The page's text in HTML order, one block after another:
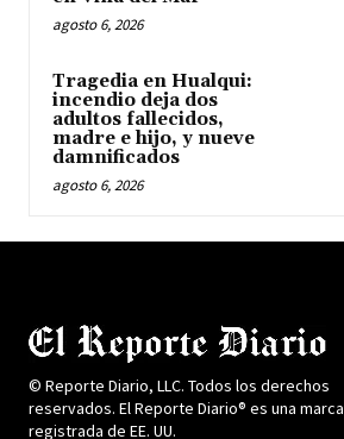
agosto 6, 2026
Tragedia en Hualqui:
incendio deja dos
adultos fallecidos,
madre e hijo, y nueve
damnificados
agosto 6, 2026
© Reporte Diario, LLC. Todos los derechos
reservados. El Reporte Diario® es una marca
registrada de EE. UU.